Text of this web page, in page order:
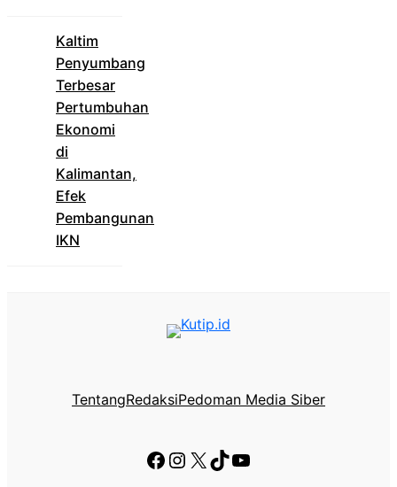
Kaltim
Penyumbang
Terbesar
Pertumbuhan
Ekonomi
di
Kalimantan,
Efek
Pembangunan
IKN
TentangRedaksiPedoman Media Siber
Facebook
Instagram
X TikTok
YouTube